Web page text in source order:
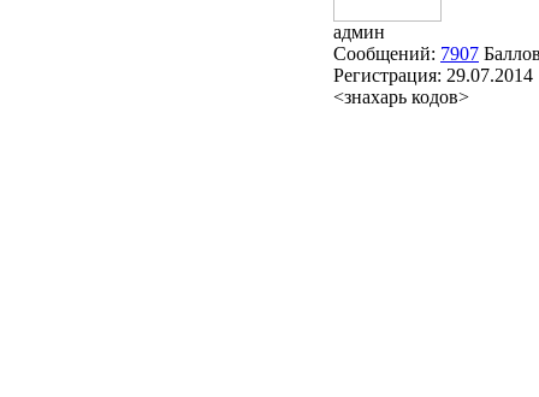
админ
Сообщений: 7907
Регистрация: 29.07.2014
<знахарь кодов>